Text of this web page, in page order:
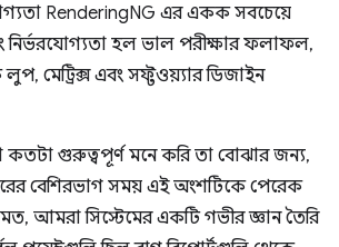
RenderingNG এর একক সবচেয়ে
নির্ভরযোগ্যতা হল ভাল পরীক্ষার ফলাফল,
মেট্রিক্স এবং সফ্টওয়্যার ডিজাইন
কতটা গুরুত্বপূর্ণ মনে করি তা বোঝার জন্য,
বেশিরভাগ সময় এই অংশটিকে পেরেক
আমরা সিস্টেমের একটি গভীর জ্ঞান তৈরি